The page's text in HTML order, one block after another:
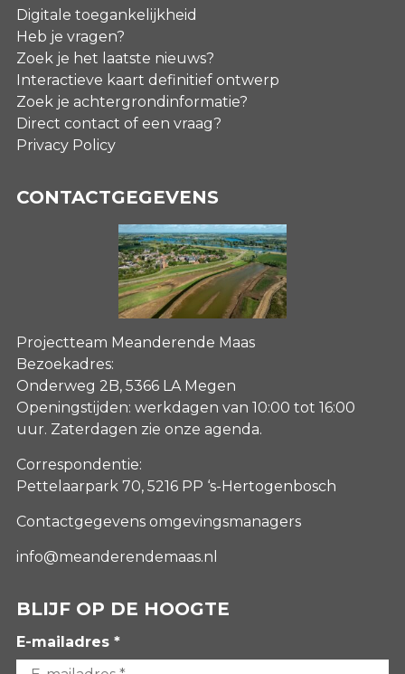
Digitale toegankelijkheid
Heb je vragen?
Zoek je het laatste nieuws?
Interactieve kaart definitief ontwerp
Zoek je achtergrondinformatie?
Direct contact of een vraag?
Privacy Policy
CONTACTGEGEVENS
Projectteam Meanderende Maas
Bezoekadres:
Onderweg 2B, 5366 LA Megen
Openingstijden: werkdagen van 10:00 tot 16:00
uur. Zaterdagen zie onze agenda.
Correspondentie:
Pettelaarpark 70, 5216 PP ‘s-Hertogenbosch
Contactgegevens omgevingsmanagers
info@meanderendemaas.nl
BLIJF OP DE HOOGTE
E-mailadres *